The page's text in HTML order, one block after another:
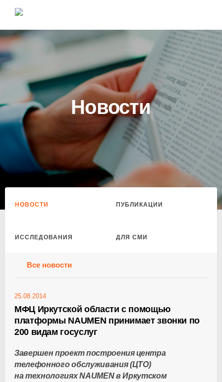
Новости
НОВОСТИ ПУБЛИКАЦИИ
ИССЛЕДОВАНИЯ ДЛЯ СМИ
Все новости
25.08.2014
МФЦ Иркутской области с помощью
платформы NAUMEN принимает звонки по
200 видам госуслуг
Завершен проект построения центра
телефонного обслуживания (ЦТО)
на технологиях NAUMEN в Иркутском